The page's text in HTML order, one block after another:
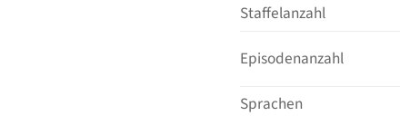
Staffelanzahl
Episodenanzahl
Sprachen